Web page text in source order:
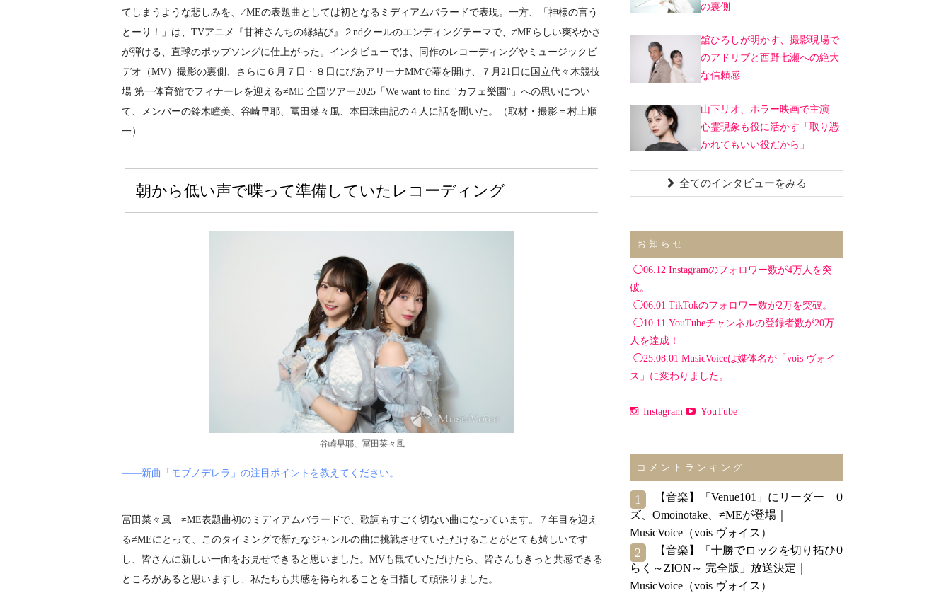
てしまうような悲しみを、≠MEの表題曲としては初となるミディアムバラードで表現。一方、「神様の言う
とーり！」は、TVアニメ『甘神さんちの縁結び』２ndクールのエンディングテーマで、≠MEらしい爽やかさ
が弾ける、直球のポップソングに仕上がった。インタビューでは、同作のレコーディングやミュージックビ
デオ（MV）撮影の裏側、さらに６月７日・８日にぴあアリーナMMで幕を開け、７月21日に国立代々木競技
場 第一体育館でフィナーレを迎える≠ME 全国ツアー2025「We want to find "カフェ樂園"」への思いについ
て、メンバーの鈴木瞳美、谷崎早耶、冨田菜々風、本田珠由記の４人に話を聞いた。（取材・撮影＝村上順
一）
朝から低い声で喋って準備していたレコーディング
谷崎早耶、冨田菜々風
――新曲「モブノデレラ」の注目ポイントを教えてください。
冨田菜々風 ≠ME表題曲初のミディアムバラードで、歌詞もすごく切ない曲になっています。７年目を迎え
る≠MEにとって、このタイミングで新たなジャンルの曲に挑戦させていただけることがとても嬉しいです
し、皆さんに新しい一面をお見せできると思いました。MVも観ていただけたら、皆さんもきっと共感できる
ところがあると思いますし、私たちも共感を得られることを目指して頑張りました。
の裏側
舘ひろしが明かす、撮影現場で
のアドリブと西野七瀬への絶大
な信頼感
山下リオ、ホラー映画で主演
心霊現象も役に活かす「取り憑
かれてもいい役だから」
全てのインタビューをみる
お知らせ
◯06.12 Instagramのフォロワー数が4万人を突
破。
◯06.01 TikTokのフォロワー数が2万を突破。
◯10.11 YouTubeチャンネルの登録者数が20万
人を達成！
◯25.08.01 MusicVoiceは媒体名が「vois ヴォイ
ス」に変わりました。
Instagram YouTube
コメントランキング
1
【音楽】「Venue101」にリーダー
ズ、Omoinotake、≠MEが登場｜
MusicVoice（vois ヴォイス）
0
2
【音楽】「十勝でロックを切り拓ひ
らく～ZION～ 完全版」放送決定｜
MusicVoice（vois ヴォイス）
0